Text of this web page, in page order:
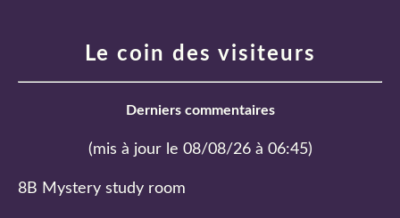
Le coin des visiteurs
Derniers commentaires
(mis à jour le 08/08/26 à 06:45)
8B Mystery study room